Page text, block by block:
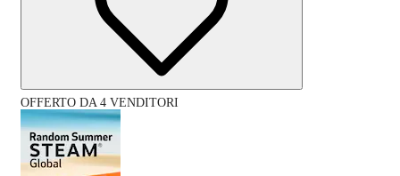
OFFERTO DA 4 VENDITORI